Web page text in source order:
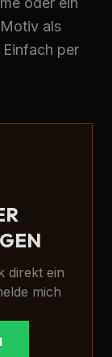
als
per
direkt ein
mich